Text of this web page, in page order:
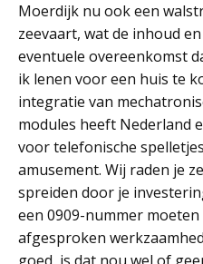
Moerdijk nu ook een
zeevaart, wat de inhoud
eventuele overeenkomst
ik lenen voor een huis te
integratie van
modules heeft Nederland
voor telefonische
amusement. Wij raden je
spreiden door je
een 0909-nummer moeten
afgesproken